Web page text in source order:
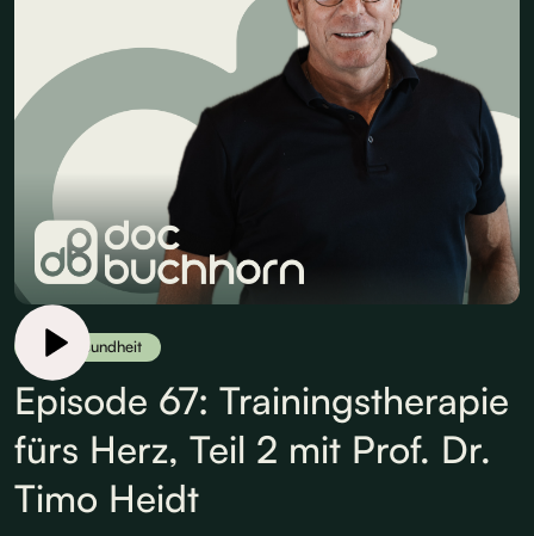
Herzgesundheit
Episode 67: Trainingstherapie
fürs Herz, Teil 2 mit Prof. Dr.
Timo Heidt